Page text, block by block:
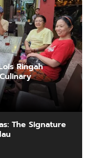
Ringah
The Signature